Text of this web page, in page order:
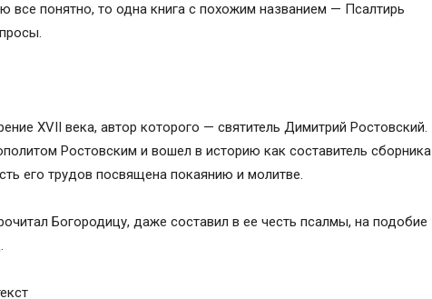
все понятно, то одна книга с похожим названием — Псалтирь
XVII века, автор которого — святитель Димитрий Ростовский.
Ростовским и вошел в историю как составитель сборника
его трудов посвящена покаянию и молитве.
Богородицу, даже составил в ее честь псалмы, на подобие